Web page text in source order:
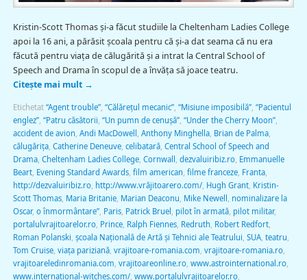
Kristin-Scott Thomas şi-a făcut studiile la Cheltenham Ladies College
apoi la 16 ani, a părăsit şcoala pentru că şi-a dat seama că nu era
făcută pentru viaţa de călugărită şi a intrat la Central School of
Speech and Drama în scopul de a învăţa să joace teatru.
Citește mai mult →
Etichetat “Agent trouble”, “Călăreţul mecanic”, “Misiune imposibilă”, “Pacientul
englez”, “Patru căsătorii “Un pumn de cenuşă”, “Under the Cherry Moon”,
accident de avion Andi MacDowell Anthony Minghella, Brian de Palma,
călugărița, Catherine Deneuve, celibatară, Central School of Speech and
Drama, Cheltenham Ladies College, Cornwall dezvaluiribiz.ro, Emmanuelle
Beart, Evening Standard Awards, film american filme franceze, Franta,
http://dezvaluiribiz.ro, http://www.vrăjitoarero.com/, Hugh Grant, Kristin-
Scott Thomas, Maria Britanie, Marian Deaconu Mike Newell
nominalizare la
Oscar, o înmormântare”, Paris, Patrick Bruel pilot în armată, pilot militar,
portalulvrajitoarelor.ro, Prince, Ralph Fiennes, Redruth Robert Redfort,
Roman Polanski şcoala Naţională de Artă şi Tehnici ale Teatrului SUA, teatru
Tom Cruise, viaţa pariziană, vrajitoare-romania.com vrajitoare-romania.ro,
vrajitoareledinromania.com vrajitoareonline.ro, www.astrointernational.ro,
www.international-witches.com/, www.portalulvrajitoarelor.ro,